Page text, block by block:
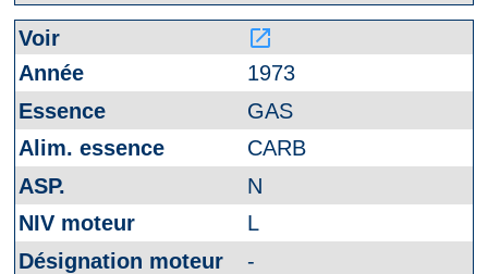
launch
1973
GAS
CARB
N
L
-